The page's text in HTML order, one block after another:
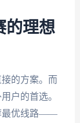
的理想
的方案。而
户的首选。
最优线路——